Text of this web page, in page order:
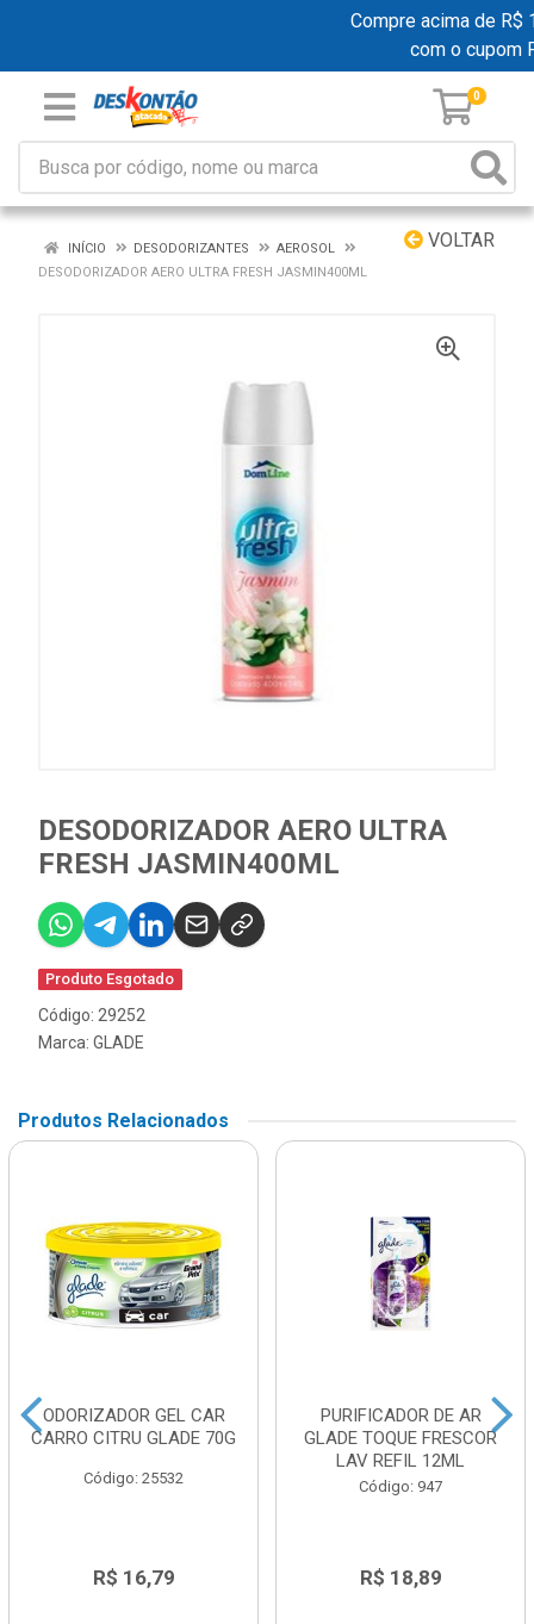
Compre acima de R$
com o cupom
0
VOLTAR
INÍCIO DESODORIZANTES
AEROSOL
DESODORIZADOR AERO ULTRA FRESH JASMIN400ML
DESODORIZADOR AERO ULTRA
FRESH JASMIN400ML
Produto Esgotado
Código: 29252
Marca: GLADE
Produtos Relacionados
ODORIZADOR GEL CAR
CARRO CITRU GLADE 70G
Código: 25532
R$ 16,79
PURIFICADOR DE AR
GLADE TOQUE FRESCOR
LAV REFIL 12ML
Código: 947
R$ 18,89